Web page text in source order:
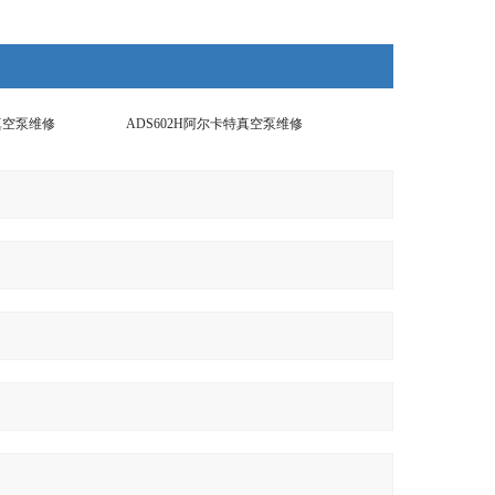
空泵维修 ADS602H阿尔卡特真空泵维修